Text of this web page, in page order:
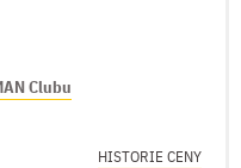
Clubu
HISTORIE CENY